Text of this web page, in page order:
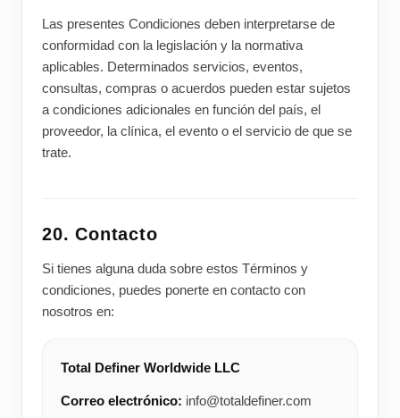
Las presentes Condiciones deben interpretarse de
conformidad con la legislación y la normativa
aplicables. Determinados servicios, eventos,
consultas, compras o acuerdos pueden estar sujetos
a condiciones adicionales en función del país, el
proveedor, la clínica, el evento o el servicio de que se
trate.
20. Contacto
Si tienes alguna duda sobre estos Términos y
condiciones, puedes ponerte en contacto con
nosotros en:
Total Definer Worldwide LLC
Correo electrónico: info@totaldefiner.com